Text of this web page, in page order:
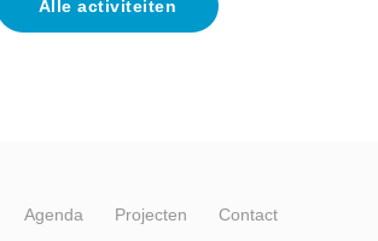
Alle activiteiten
Agenda Projecten Contact